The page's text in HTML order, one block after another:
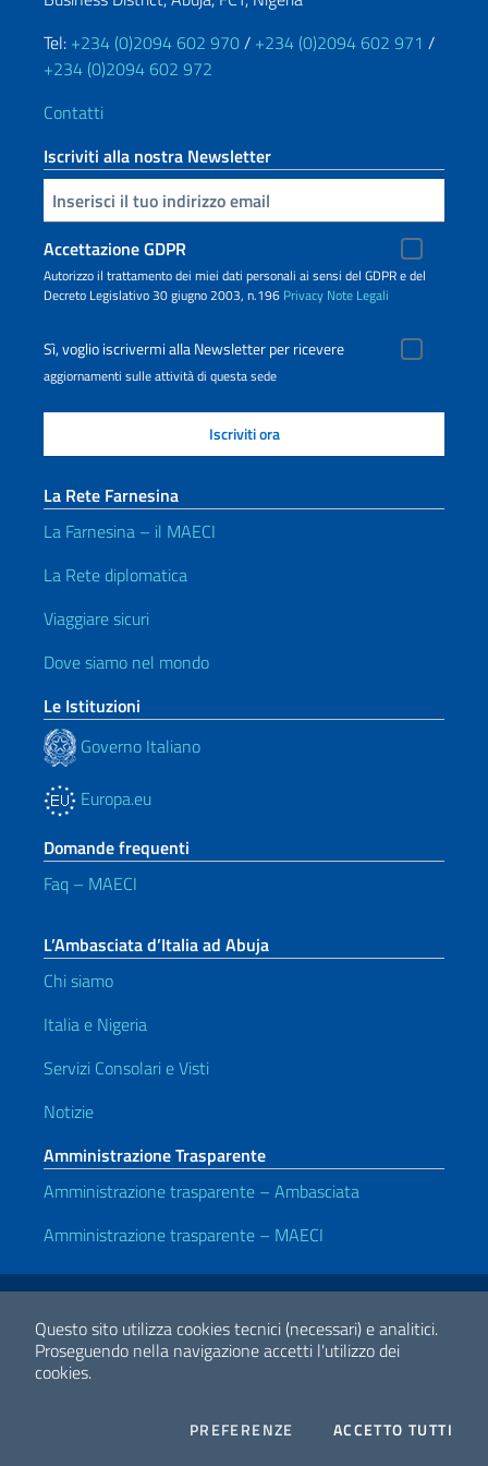
Questo sito utilizza cookies tecnici (necessari) e analitici.
Proseguendo nella navigazione accetti l'utilizzo dei
cookies.
PREFERENZE COOKIESACCETTO TUTTI
Tel: +234 (0)2094 602 970/ +234 (0)2094 602 971 /
+234 (0)2094 602 972
Contatti
Iscriviti alla nostra Newsletter
Inserisci la tua email
Accettazione GDPR
Autorizzo il trattamento dei miei dati personali ai sensi del GDPR e del
Decreto Legislativo 30 giugno 2003, n.196 Privacy Note Legali
Sì, voglio iscrivermi alla Newsletter per ricevere
aggiornamenti sulle attività di questa sede
La Rete Farnesina
La Farnesina – il MAECI
La Rete diplomatica
Viaggiare sicuri
Dove siamo nel mondo
Le Istituzioni
Governo Italiano
Europa.eu
Domande frequenti
Faq – MAECI
L’Ambasciata d’Italia ad Abuja
Chi siamo
Italia e Nigeria
Servizi Consolari e Visti
Notizie
Amministrazione Trasparente
Amministrazione trasparente – Ambasciata
Amministrazione trasparente – MAECI
Link Utili